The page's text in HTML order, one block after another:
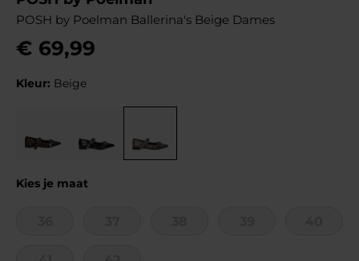
POSH by Poelman Ballerina's Beige Dames
€ 69,99
Kleur: Beige
Kies je maat